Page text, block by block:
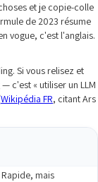
et je copie-colle
de 2023 résume
vogue, c'est l'anglais.
Si vous relisez et
c'est « utiliser un LLM
Wikipédia FR, citant Ars
mais